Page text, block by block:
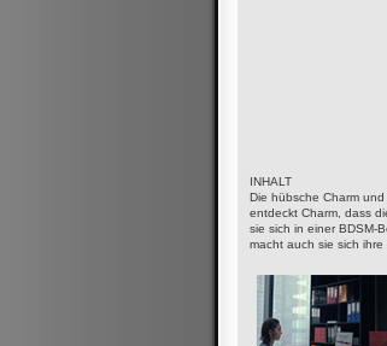
INHALT
Die hübsche Charm
entdeckt Charm, dass
sie sich in einer BDSM-
macht auch sie sich